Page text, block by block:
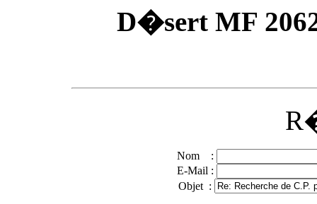
D�sert MF
Nom :
E-Mail :
Objet :